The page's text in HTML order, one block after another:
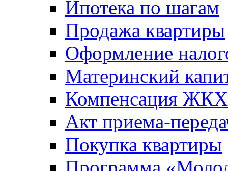
Ипотека по шагам
Продажа квартиры
Оформление
Материнский
Компенсация ЖКХ
Акт приема-
Покупка квартиры